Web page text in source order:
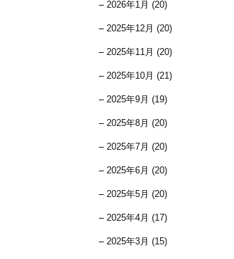
2026年1月 (20)
2025年12月 (20)
2025年11月 (20)
2025年10月 (21)
2025年9月 (19)
2025年8月 (20)
2025年7月 (20)
2025年6月 (20)
2025年5月 (20)
2025年4月 (17)
2025年3月 (15)